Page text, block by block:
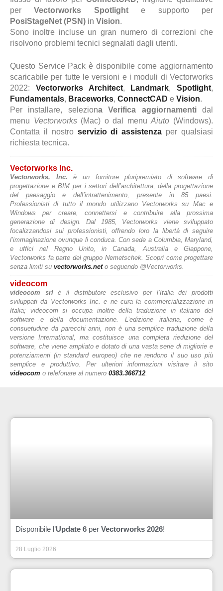
perVectorworks Spotlighte supporto per
PosiStageNet (PSN) in Vision.
Sono inoltre incluse un gran numero di correzioni che
risolvono problemi tecnici segnalati dagli utenti.
Questo Service Pack è disponibile come aggiornamento
scaricabile per tutte le versioni e i moduli di Vectorworks
2022: Vectorworks Architect, Landmark, Spotlight,
Fundamentals, Braceworks, ConnectCAD e Vision.
Per installare, seleziona Verifica aggiornamentidal
menu Vectorworks(Mac) o dal menuAiuto (Windows).
Contatta il nostro servizio di assistenza per qualsiasi
richiesta tecnica.
Vectorworks Inc.
Vectorworks, Inc. è un fornitore pluripremiato di software di
progettazione e BIM per i settori dell’architettura, della progettazione
del paesaggio e dell’intrattenimento, presente in 85 paesi.
Professionisti di tutto il mondo utilizzano Vectorworks su Mac e
Windows per creare, connettersi e contribuire alla prossima
generazione di design. Dal 1985, Vectorworks viene sviluppato
focalizzandosi sui professionisti, offrendo loro la libertà di seguire
l’immaginazione ovunque li conduca. Con sede a Columbia, Maryland,
e uffici nel Regno Unito, in Canada, Australia e Giappone,
Vectorworks fa parte del gruppo Nemetschek. Scopri come progettare
senza limiti su vectorworks.neto seguendo @Vectorworks.
videocom
videocom srlè il distributore esclusivo per l’Italia dei prodotti
sviluppati da Vectorworks Inc. e ne cura la commercializzazione in
Italia; videocom si occupa inoltre della traduzione in italiano del
software e della documentazione. L’edizione italiana, come è
consuetudine da parecchi anni, non è una semplice traduzione della
versione International, ma costituisce una completa riedizione del
software, che viene ampliato e dotato di una vasta serie di migliorie e
potenziamenti (in standard europeo) che ne rendono il suo uso più
semplice e produttivo. Per ulteriori informazioni visitare il sito
videocom o telefonare al numero 0383.366712.
Disponibile l’Update 6 per Vectorworks 2026!
28 Luglio 2026